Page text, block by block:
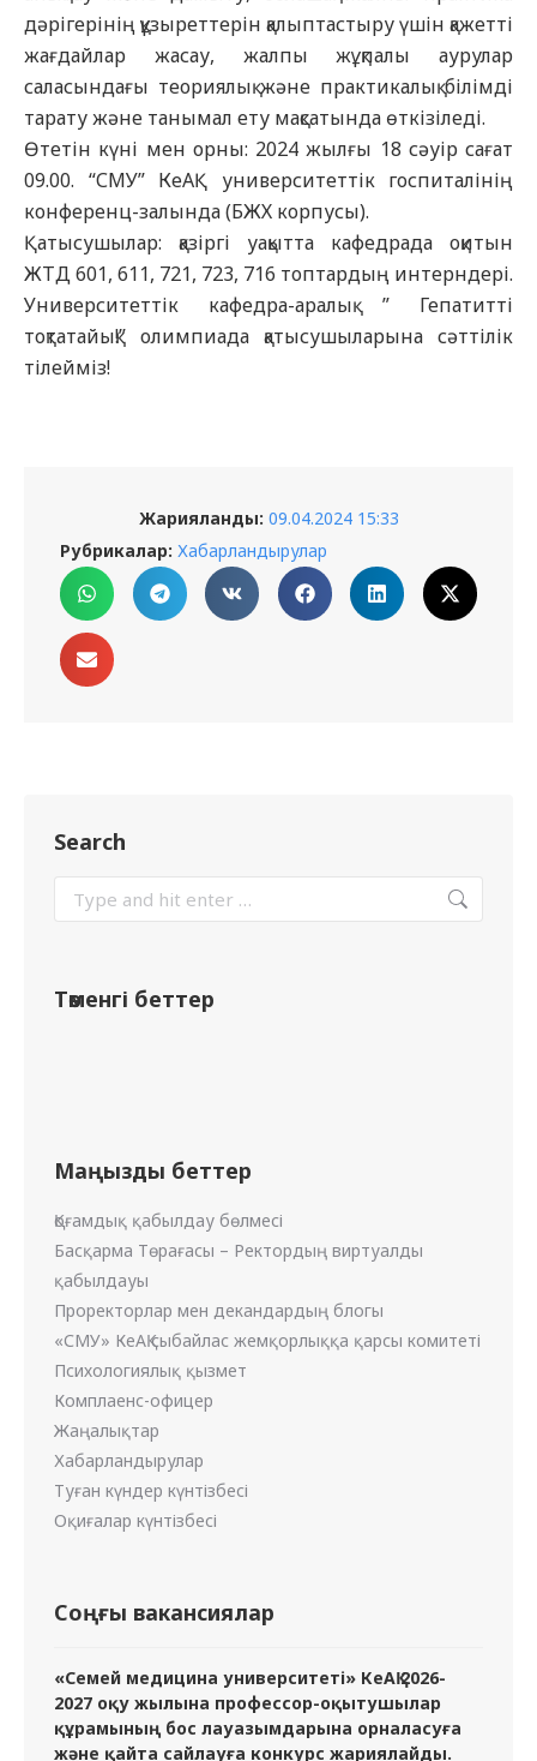
дәрігерінің құзыреттерін қалыптастыру үшін қажетті
жағдайлар жасау, жалпы жұқпалы аурулар
саласындағы теориялық және практикалық білімді
тарату және танымал ету мақсатында өткізіледі.
Өтетін күні мен орны: 2024 жылғы 18 сәуір сағат
09.00. “СМУ” КеАҚ университеттік госпиталінің
конференц-залында (БЖХ корпусы).
Қатысушылар: қазіргі уақытта кафедрада оқитын
ЖТД 601, 611, 721, 723, 716 топтардың интерндері.
Университеттік кафедра-аралық ” Гепатитті
тоқтатайық!” олимпиада қатысушыларына сәттілік
тілейміз!
Жарияланды: 09.04.2024 15:33
Рубрикалар: Хабарландырулар
Search
Төменгі беттер
Маңызды беттер
Қоғамдық қабылдау бөлмесі
Басқарма Төрағасы – Ректордың виртуалды
қабылдауы
Проректорлар мен декандардың блогы
«СМУ» КеАҚ сыбайлас жемқорлыққа қарсы комитеті
Психологиялық қызмет
Комплаенс-офицер
Жаңалықтар
Хабарландырулар
Туған күндер күнтізбесі
Оқиғалар күнтізбесі
Соңғы вакансиялар
«Семей медицина университеті» КеАҚ 2026-
2027 оқу жылына профессор-оқытушылар
құрамының бос лауазымдарына орналасуға
және қайта сайлауға конкурс жариялайды.